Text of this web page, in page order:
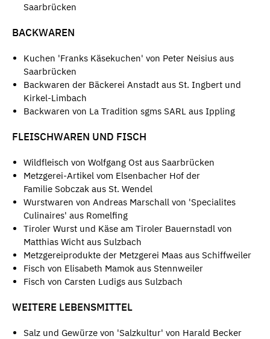
Saarbrücken
BACKWAREN
Kuchen 'Franks Käsekuchen' von Peter Neisius aus
Saarbrücken
Backwaren der Bäckerei Anstadt aus St. Ingbert und
Kirkel-Limbach
Backwaren von La Tradition sgms SARL aus Ippling
FLEISCHWAREN UND FISCH
Wildfleisch von Wolfgang Ost aus Saarbrücken
Metzgerei-Artikel vom Elsenbacher Hof der
Familie Sobczak aus St. Wendel
Wurstwaren von Andreas Marschall von 'Specialites
Culinaires' aus Romelfing
Tiroler Wurst und Käse am Tiroler Bauernstadl von
Matthias Wicht aus Sulzbach
Metzgereiprodukte der Metzgerei Maas aus Schiffweiler
Fisch von Elisabeth Mamok aus Stennweiler
Fisch von Carsten Ludigs aus Sulzbach
WEITERE LEBENSMITTEL
Salz und Gewürze von 'Salzkultur' von Harald Becker